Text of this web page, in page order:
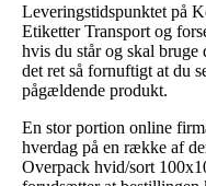
Leveringstidspunktet på
Etiketter Transport og
hvis du står og skal
det ret så fornuftigt at du
pågældende produkt.
En stor portion online
hverdag på en række af
Overpack hvid/sort